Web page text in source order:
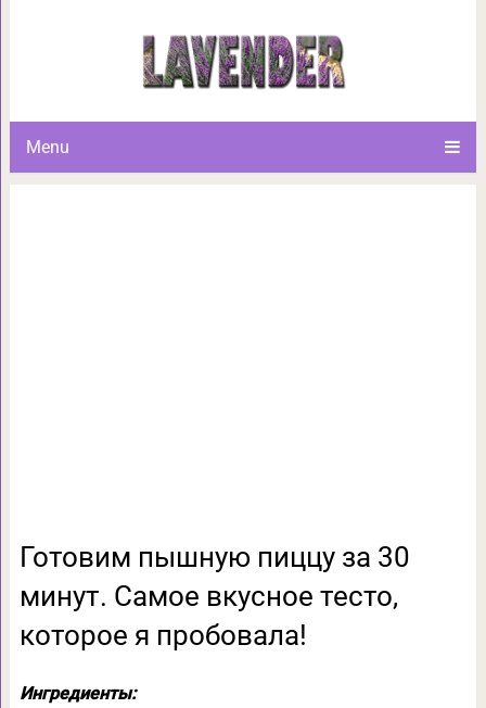
Menu
Готовим пышную пиццу за
Готовим пышную пиццу за 30
минут. Самое вкусное тесто,
которое я пробовала!
Ингредиенты: